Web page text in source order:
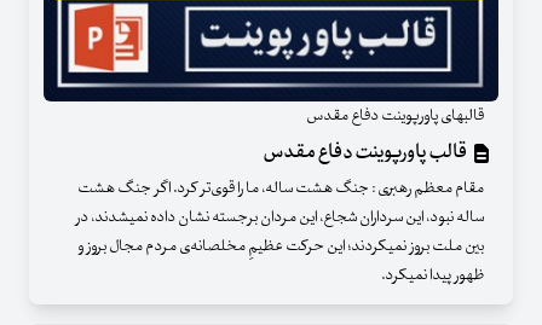
قالبهای پاورپوینت دفاع مقدس
قالب پاورپوینت دفاع مقدس
مقام معظم رهبری : جنگ هشت ساله، ما را قوی‌تر کرد. اگر جنگ هشت
ساله نبود، این سرداران شجاع، این مردان برجسته نشان داده نمیشدند، در
بین ملت بروز نمیکردند؛ این حرکت عظیمِ مخلصانه‌ی مردم مجال بروز و
ظهور پیدا نمیکرد.